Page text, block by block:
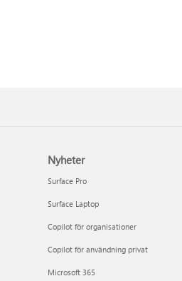
Nyheter
Surface Pro
Surface Laptop
Copilot för organisationer
Copilot för användning privat
Microsoft 365